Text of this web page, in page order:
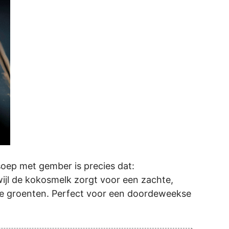
met gember is precies dat:
de kokosmelk zorgt voor een zachte,
groenten. Perfect voor een doordeweekse